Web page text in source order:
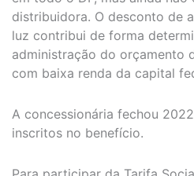
distribuidora. O desconto de
luz contribui de forma
administração do orçamento
com baixa renda da capital
A concessionária fechou
inscritos no benefício.